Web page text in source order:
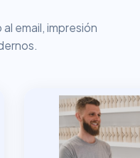
email, impresión